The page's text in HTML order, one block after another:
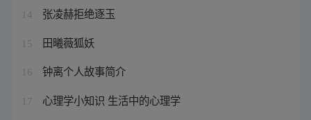
14 张凌赫拒绝逐玉
15 田曦薇狐妖
16 钟离个人故事简介
17 心理学小知识 生活中的心理学